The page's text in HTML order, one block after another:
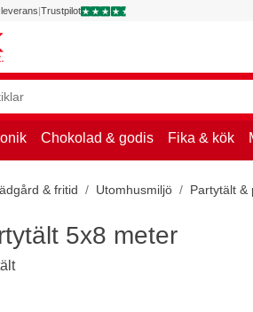
|Trustpilot
Chokolad & godis Fika & kök
& fritid Utomhusmiljö Partytält &
5x8 meter